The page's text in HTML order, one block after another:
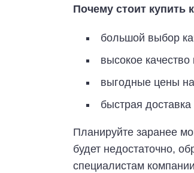
Почему стоит купить
большой выбор
высокое
выгодные цены на
быстрая
Планируйте заранее
будет недостаточно,
специалистам